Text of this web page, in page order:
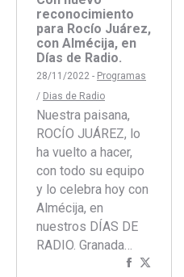
reconocimiento
para Rocío Juárez,
con Almécija, en
Días de Radio.
28/11/2022 - Programas
/ Dias de Radio
Nuestra paisana,
ROCÍO JUÁREZ, lo
ha vuelto a hacer,
con todo su equipo
y lo celebra hoy con
Almécija, en
nuestros DÍAS DE
RADIO. Granada…
Compartir